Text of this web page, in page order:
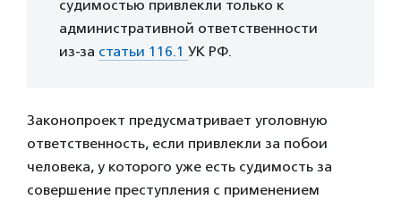
судимостью привлекли только к
административной ответственности
из-за статьи 116.1 УК РФ.
Законопроект предусматривает уголовную
ответственность, если привлекли за побои
человека, у которого уже есть судимость за
совершение преступления с применением